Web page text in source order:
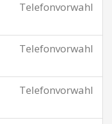
Telefonvorwahl
Telefonvorwahl
Telefonvorwahl